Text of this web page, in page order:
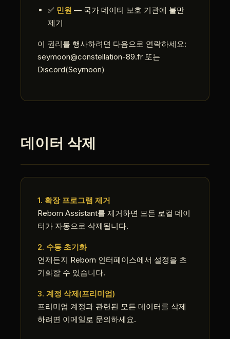
✅ 민원 — 국가 데이터 보호 기관에 불만
제기
이 권리를 행사하려면 다음으로 연락하세요:
seymoon@constellation-89.fr 또는
Discord(Seymoon)
데이터 삭제
1. 확장 프로그램 제거
Reborn Assistant를 제거하면 모든 로컬 데이
터가 자동으로 삭제됩니다.
2. 수동 초기화
언제든지 Reborn 인터페이스에서 설정을 초
기화할 수 있습니다.
3. 계정 삭제(프리미엄)
프리미엄 계정과 관련된 모든 데이터를 삭제
하려면 이메일로 문의하세요.